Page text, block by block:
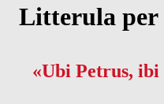
Litterula
«Ubi Petrus,